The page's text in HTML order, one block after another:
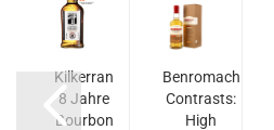
Kilkerran
8 Jahre
Bourbon
Benromach
Contrasts:
High